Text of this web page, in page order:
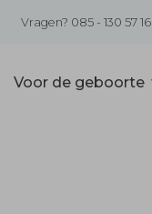
Vragen? 085 - 130 57 16
Voor de geboorte